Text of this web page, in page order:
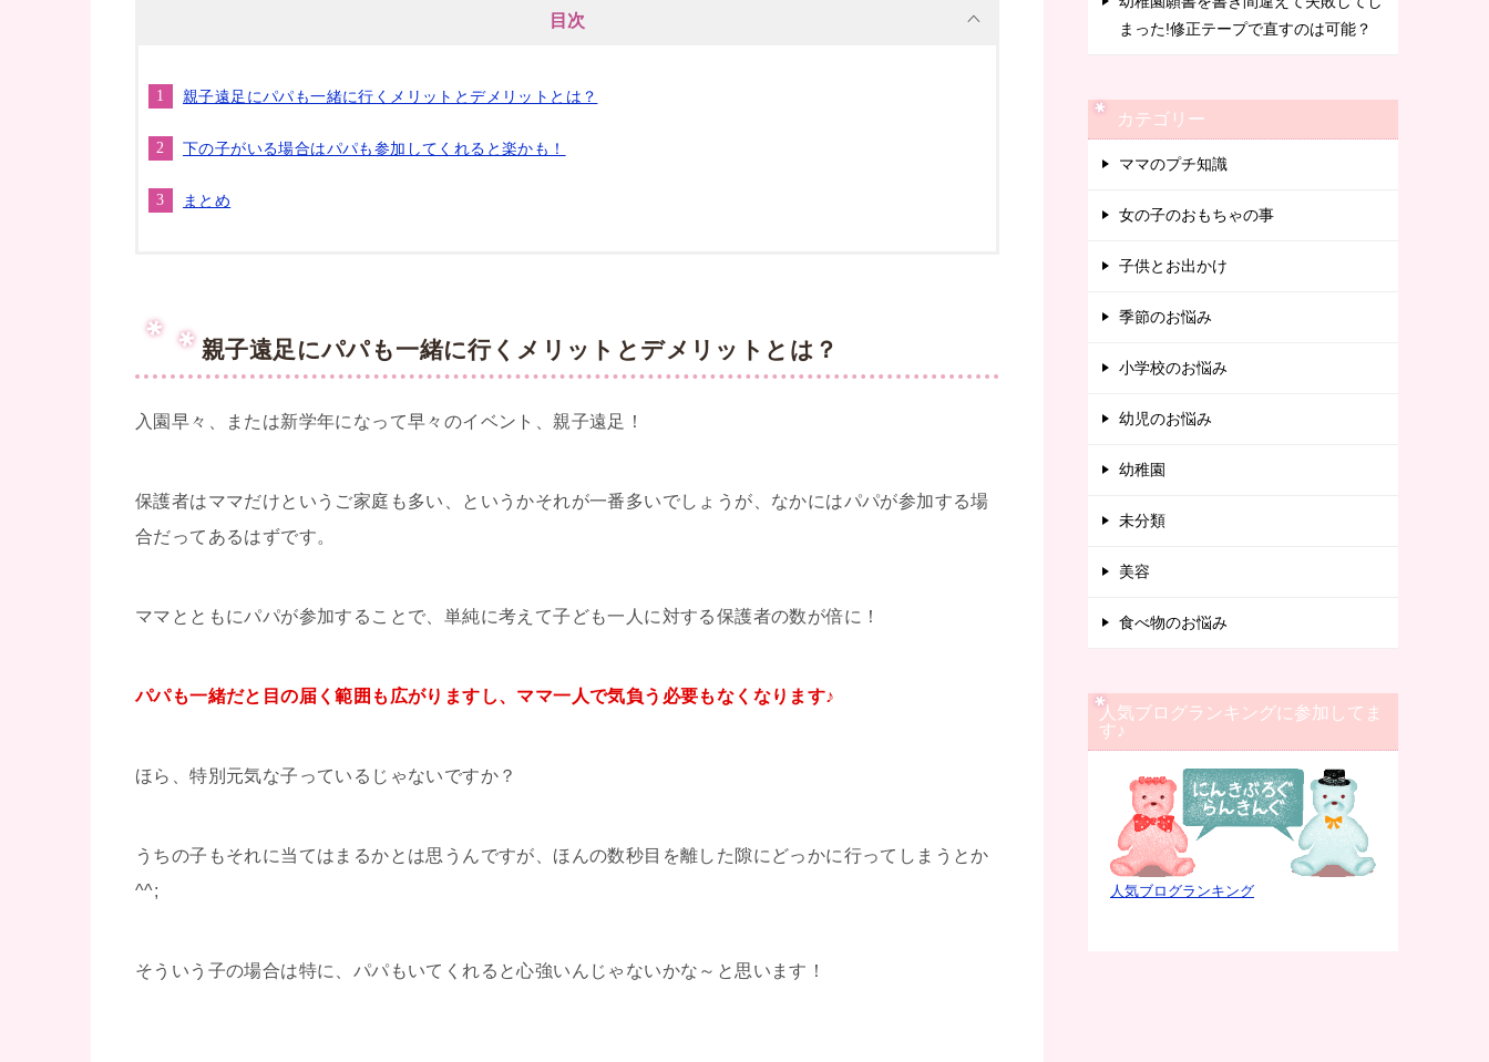
目次
親子遠足にパパも一緒に行くメリットとデメリットとは？
下の子がいる場合はパパも参加してくれると楽かも！
まとめ
親子遠足にパパも一緒に行くメリットとデメリットとは？
入園早々、または新学年になって早々のイベント、親子遠足！
保護者はママだけというご家庭も多い、というかそれが一番多いでしょうが、なかにはパパが参加する場
合だってあるはずです。
ママとともにパパが参加することで、単純に考えて子ども一人に対する保護者の数が倍に！
パパも一緒だと目の届く範囲も広がりますし、ママ一人で気負う必要もなくなります♪
ほら、特別元気な子っているじゃないですか？
うちの子もそれに当てはまるかとは思うんですが、ほんの数秒目を離した隙にどっかに行ってしまうとか
^^;
そういう子の場合は特に、パパもいてくれると心強いんじゃないかな～と思います！
まった!修正テープで直すのは可能？
カテゴリー
ママのプチ知識
女の子のおもちゃの事
子供とお出かけ
季節のお悩み
小学校のお悩み
幼児のお悩み
幼稚園
未分類
美容
食べ物のお悩み
人気ブログランキングに参加してま
す♪
人気ブログランキング